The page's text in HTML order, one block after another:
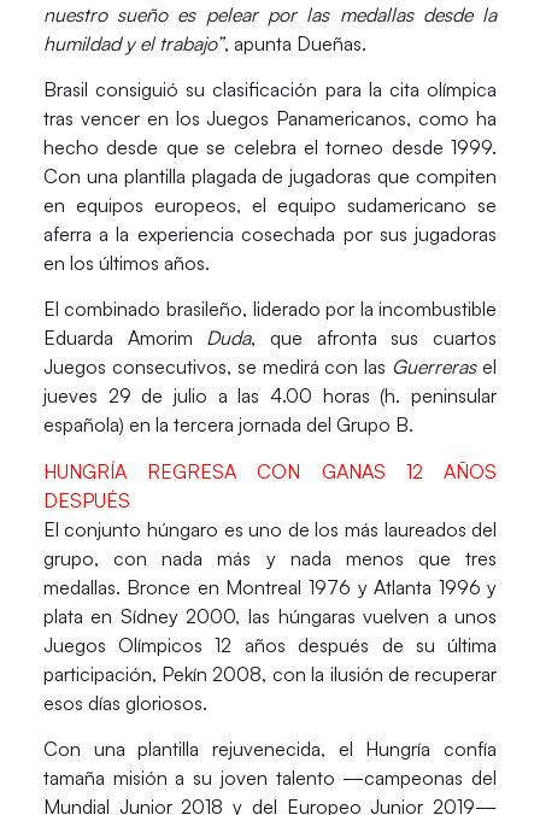
nuestro sueño es pelear por las medallas desde la
humildad y el trabajo”, apunta Dueñas.
Brasilconsiguió su clasificación para la cita olímpica
tras vencer en losJuegos Panamericanos, como ha
hecho desde que se celebra el torneo desde 1999.
Con una plantilla plagada de jugadoras que compiten
en equipos europeos, el equipo sudamericano se
aferra a la experiencia cosechada por sus jugadoras
en los últimos años.
El combinado brasileño, liderado por la incombustible
Eduarda Amorim
Duda, que afronta sus cuartos
Juegos consecutivos, se medirá con las Guerrerasel
jueves 29 de julio a las 4.00 horas (h. peninsular
española) en la tercera jornada del Grupo B.
HUNGRÍA REGRESA CON GANAS 12 AÑOS
DESPUÉS
El conjunto húngaro es uno de los más laureados del
grupo, con nada más y nada menos que tres
medallas. Bronce en Montreal 1976 y Atlanta 1996 y
plata en Sídney 2000, las húngaras vuelven a unos
Juegos Olímpicos 12 años después de su última
participación, Pekín 2008, con la ilusión de recuperar
esos días gloriosos.
Con una plantilla rejuvenecida, el Hungríaconfía
tamaña misión a su joven talento —campeonas del
Mundial Junior 2018 y del Europeo Junior 2019—